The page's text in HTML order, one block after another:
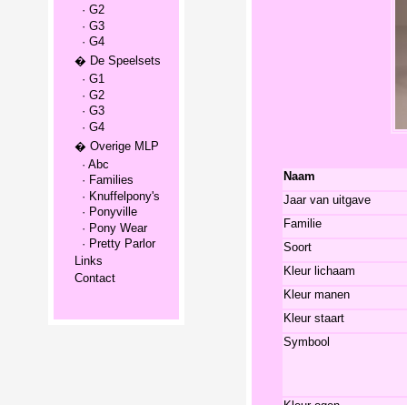
· G2
· G3
· G4
� De Speelsets
· G1
· G2
· G3
· G4
� Overige MLP
· Abc
· Families
· Knuffelpony's
· Ponyville
· Pony Wear
· Pretty Parlor
Links
Contact
Naam
Jaar van uitgave
Familie
Soort
Kleur lichaam
Kleur manen
Kleur staart
Symbool